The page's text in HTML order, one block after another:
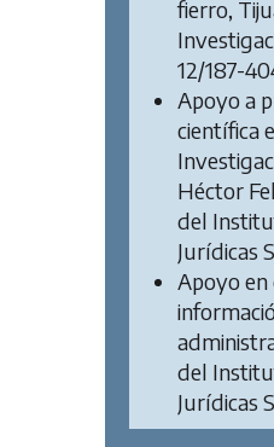
fierro,
12/187-
Apoyo a
científica
Héctor
del
Jurídicas
Apoyo
del
Jurídicas